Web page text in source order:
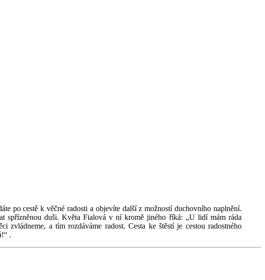
po cestě k věčné radosti a objevíte další z možností duchovního naplnění.
spřízněnou duši. Květa Fialová v ní kromě jiného říká: „U lidí mám ráda
a tím rozdáváme radost. Cesta ke štěstí je cestou radostného
.